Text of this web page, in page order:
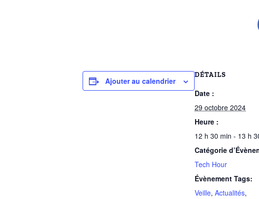
Ajouter au calendrier
DÉTAILS
Date :
29 octobre 2024
Heure :
12 h 30 min - 13 h
Catégorie
Tech Hour
Évènement Tags:
Veille, Actualités,